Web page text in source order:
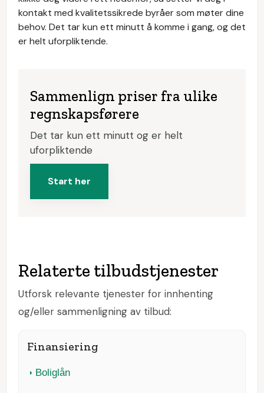
kontakt med kvalitetssikrede byråer som møter dine
behov. Det tar kun ett minutt å komme i gang, og det
er helt uforpliktende.
Sammenlign priser fra ulike
regnskapsførere
Det tar kun ett minutt og er helt
uforpliktende
Start her
Relaterte tilbudstjenester
Utforsk relevante tjenester for innhenting
og/eller sammenligning av tilbud:
Finansiering
Boliglån